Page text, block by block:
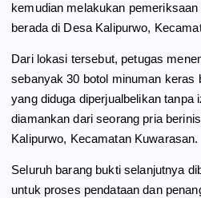
kemudian melakukan
berada di Desa Kalipurwo,
Dari lokasi tersebut, petugas
sebanyak 30 botol minuman keras
yang diduga diperjualbelikan tanpa
diamankan dari seorang pria
Kalipurwo, Kecamatan Kuwarasan.
Seluruh barang bukti selanjutnya
untuk proses pendataan dan